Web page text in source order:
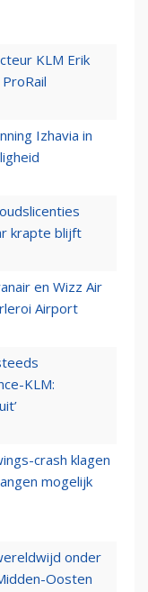
KLM Erik
Izhavia in
krapte blijft
en Wizz Air
Airport
KLM:
crash klagen
mogelijk
onder
Oosten